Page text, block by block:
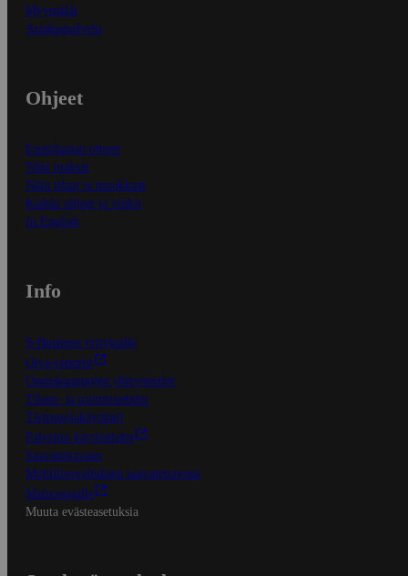
Myymälät
Asiakaspalvelu
Ohjeet
Ensitilaajan ohjeet
Näin maksat
Näin tilaat ja muokkaat
Kaikki ohjeet ja vinkit
In English
Info
S-Business yrityksille
Oiva-raportit
Osuuskauppojen yhteystiedot
Tilaus- ja toimitusehdot
Tietosuojakäytäntö
Palvelun käyttöehdot
Saavutettavuus
Mobiilisovelluksen saavutettavuus
Mainostajalle
Muuta evästeasetuksia